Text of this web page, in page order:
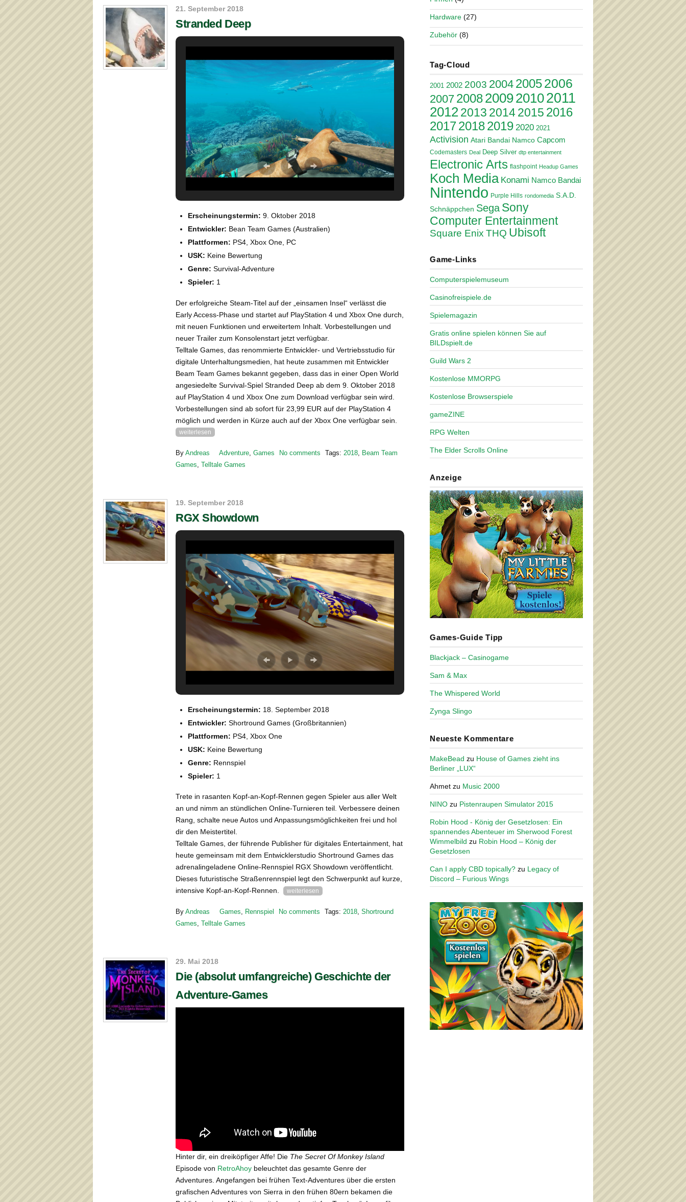
21. September 2018
Stranded Deep
Erscheinungstermin: 9. Oktober 2018
Entwickler: Bean Team Games (Australien)
Plattformen: PS4, Xbox One, PC
USK: Keine Bewertung
Genre: Survival-Adventure
Spieler: 1
Der erfolgreiche Steam-Titel auf der „einsamen Insel“ verlässt die
Early Access-Phase und startet auf PlayStation 4 und Xbox One durch,
mit neuen Funktionen und erweitertem Inhalt. Vorbestellungen und
neuer Trailer zum Konsolenstart jetzt verfügbar.
Telltale Games, das renommierte Entwickler- und Vertriebsstudio für
digitale Unterhaltungsmedien, hat heute zusammen mit Entwickler
Beam Team Games bekannt gegeben, dass das in einer Open World
angesiedelte Survival-Spiel Stranded Deep ab dem 9. Oktober 2018
auf PlayStation 4 und Xbox One zum Download verfügbar sein wird.
Vorbestellungen sind ab sofort für 23,99 EUR auf der PlayStation 4
möglich und werden in Kürze auch auf der Xbox One verfügbar sein.
weiterlesen
By Andreas Adventure Games No comments Tags: 2018 Beam Team
Games Telltale Games
19. September 2018
RGX Showdown
Erscheinungstermin: 18. September 2018
Entwickler: Shortround Games (Großbritannien)
Plattformen: PS4, Xbox One
USK: Keine Bewertung
Genre: Rennspiel
Spieler: 1
Trete in rasanten Kopf-an-Kopf-Rennen gegen Spieler aus aller Welt
an und nimm an stündlichen Online-Turnieren teil. Verbessere deinen
Rang, schalte neue Autos und Anpassungsmöglichkeiten frei und hol
dir den Meistertitel.
Telltale Games, der führende Publisher für digitales Entertainment, hat
heute gemeinsam mit dem Entwicklerstudio Shortround Games das
adrenalingeladene Online-Rennspiel RGX Showdown veröffentlicht.
Dieses futuristische Straßenrennspiel legt den Schwerpunkt auf kurze,
intensive Kopf-an-Kopf-Rennen.
weiterlesen
By Andreas Games, Rennspiel No comments Tags: 2018, Shortround
Games, Telltale Games
29. Mai 2018
Die (absolut umfangreiche) Geschichte der
Adventure-Games
Hinter dir, ein dreiköpfiger Affe! Die The Secret Of Monkey Island
Episode von RetroAhoy beleuchtet das gesamte Genre der
Adventures. Angefangen bei frühen Text-Adventures über die ersten
grafischen Adventures von Sierra in den frühen 80ern bekamen die
Hardware (27)
Zubehör (8)
Tag-Cloud
2001 2002 2003 2004 20052006
2007 2008200920102011
20122013 20142015 2016
201720182019 2020 2021
Activision Atari Bandai Namco Capcom
Codemasters Deal Deep Silver dtp entertainment
Electronic Arts flashpoint Headup Games
Koch Media Konami Namco Bandai
Nintendo Purple Hills rondomedia S.A.D.
Schnäppchen Sega Sony
Computer Entertainment
Square Enix THQ Ubisoft
Game-Links
Computerspielemuseum
Casinofreispiele.de
Spielemagazin
Gratis online spielen können Sie auf
BILDspielt.de
Guild Wars 2
Kostenlose MMORPG
Kostenlose Browserspiele
gameZINE
RPG Welten
The Elder Scrolls Online
Anzeige
Games-Guide Tipp
Blackjack – Casinogame
Sam & Max
The Whispered World
Zynga Slingo
Neueste Kommentare
MakeBead zu House of Games zieht ins
Berliner „LUX“
Ahmet zu Music 2000
NINO zu Pistenraupen Simulator 2015
Robin Hood - König der Gesetzlosen: Ein
spannendes Abenteuer im Sherwood Forest
Wimmelbild zu Robin Hood – König der
Gesetzlosen
Can I apply CBD topically? zu Legacy of
Discord – Furious Wings